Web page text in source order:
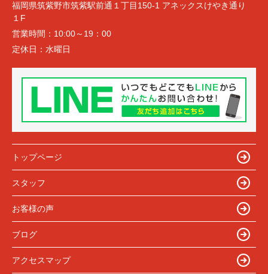
福岡県筑紫野市筑紫駅前通１丁目150-1 アネックスけやき通り
１F
営業時間： 10:00～19：00
定休日： 水曜日
トップページ
スタッフ
お客様の声
ブログ
アクセスマップ